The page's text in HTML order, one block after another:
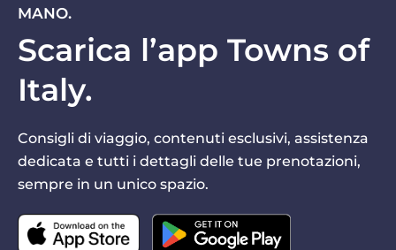
MANO.
Scarica l’app Towns of
Italy.
Consigli di viaggio, contenuti esclusivi, assistenza
dedicata e tutti i dettagli delle tue prenotazioni,
sempre in un unico spazio.